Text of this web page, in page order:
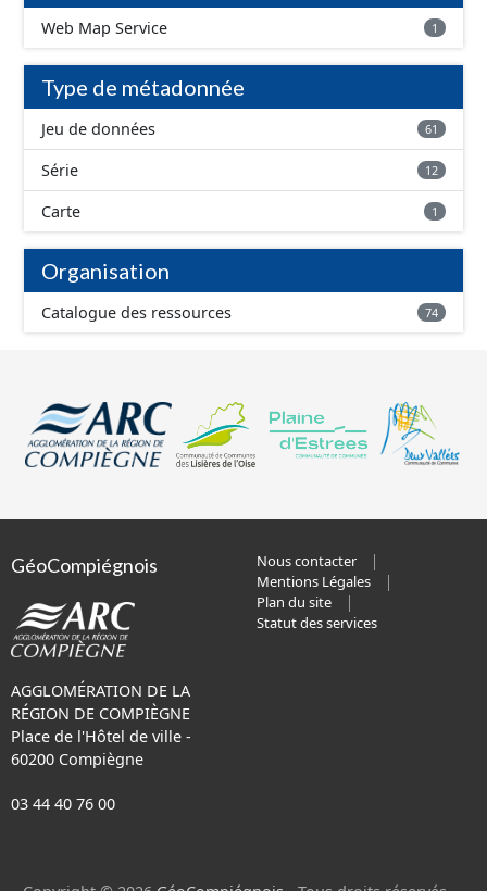
Web Map Service 1
Type de métadonnée
Jeu de données 61
Série 12
Carte 1
Organisation
Catalogue des ressources 74
GéoCompiégnois
AGGLOMÉRATION DE LA
RÉGION DE COMPIÈGNE
Place de l'Hôtel de ville -
60200 Compiègne
03 44 40 76 00
Nous contacter
Mentions Légales
Plan du site
Statut des services